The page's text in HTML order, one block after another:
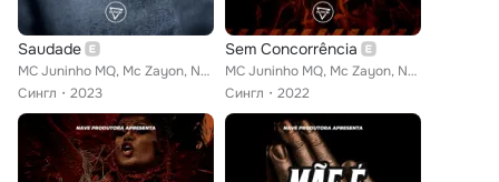
Saudade
MC Juninho MQ, Mc Zayon, Nave Produtora
Сингл
2023
Sem Concorrência
MC Juninho MQ, Mc Zayon, Nave Produtora
Сингл
2022